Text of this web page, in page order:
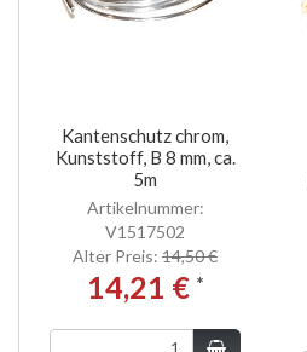
Kantenschutz chrom,
Kunststoff, B 8 mm, ca.
5m
Artikelnummer:
V1517502
Alter Preis: 14,50 €
14,21 € *